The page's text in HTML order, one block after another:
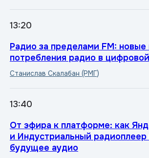
13:20
Радио за пределами FM:
потребления радио в
Станислав Скалабан (РМГ)
13:40
От эфира к платформе: как
и Индустриальный радиоплеер
будущее аудио